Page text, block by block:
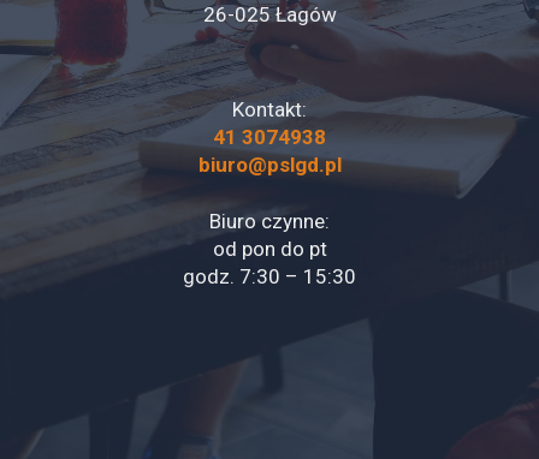
26-025 Łagów
Kontakt:
41 3074938
biuro@pslgd.pl
Biuro czynne:
od pon do pt
godz. 7:30 – 15:30